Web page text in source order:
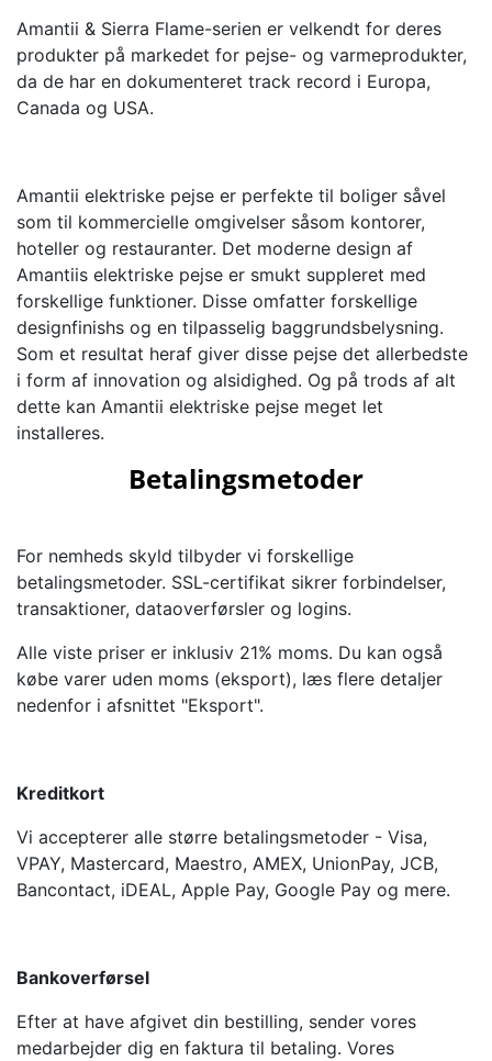
Amantii & Sierra Flame-serien er velkendt for deres
produkter på markedet for pejse- og varmeprodukter,
da de har en dokumenteret track record i Europa,
Canada og USA.
Amantii elektriske pejse er perfekte til boliger såvel
som til kommercielle omgivelser såsom kontorer,
hoteller og restauranter. Det moderne design af
Amantiis elektriske pejse er smukt suppleret med
forskellige funktioner. Disse omfatter forskellige
designfinishs og en tilpasselig baggrundsbelysning.
Som et resultat heraf giver disse pejse det allerbedste
i form af innovation og alsidighed. Og på trods af alt
dette kan Amantii elektriske pejse meget let
installeres.
Betalingsmetoder
For nemheds skyld tilbyder vi forskellige
betalingsmetoder. SSL-certifikat sikrer forbindelser,
transaktioner, dataoverførsler og logins.
Alle viste priser er inklusiv 21% moms. Du kan også
købe varer uden moms (eksport), læs flere detaljer
nedenfor i afsnittet "Eksport".
Kreditkort
Vi accepterer alle større betalingsmetoder - Visa,
VPAY, Mastercard, Maestro, AMEX, UnionPay, JCB,
Bancontact, iDEAL, Apple Pay, Google Pay og mere.
Bankoverførsel
Efter at have afgivet din bestilling, sender vores
medarbejder dig en faktura til betaling. Vores